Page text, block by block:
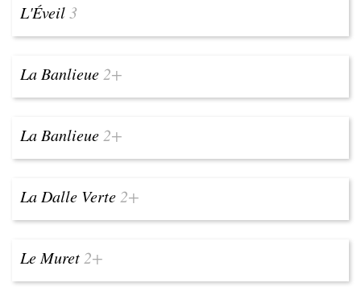
L'Éveil3
La Banlieue 2+
La Banlieue 2+
La Dalle Verte 2+
Le Muret 2+